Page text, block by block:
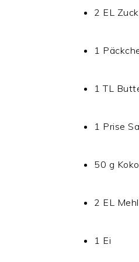
2 EL
1
1 TL
1 Prise
50 g
2 EL Mehl
1 Ei